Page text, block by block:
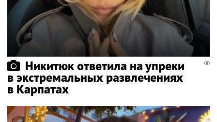
Никитюк ответила на упреки
в экстремальных развлечениях
в Карпатах